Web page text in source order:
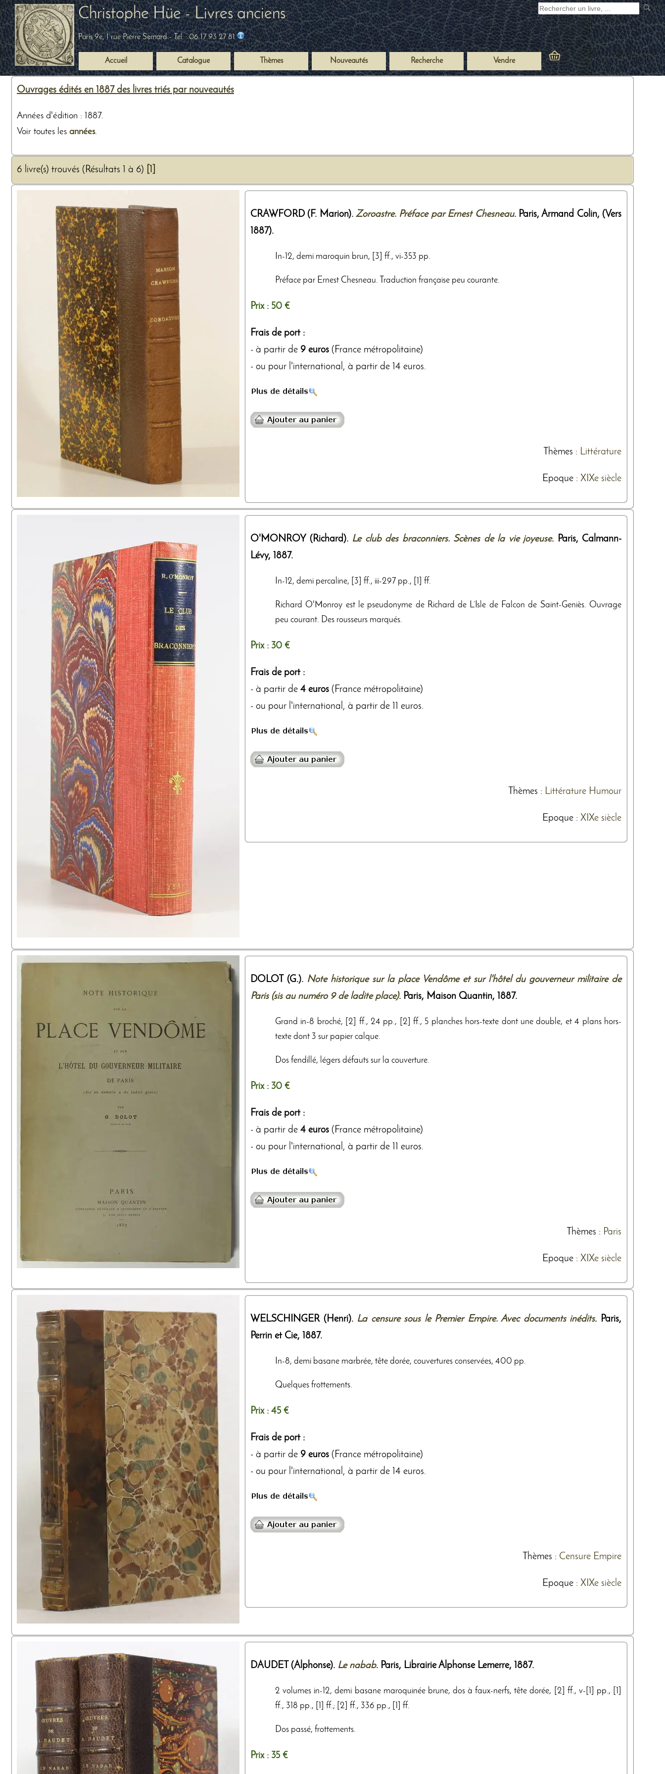
Christophe Hüe - Livres anciens
Paris 9e, 1 rue Pierre Semard- Tel. :06 17 93 27 81
Accueil Catalogue Thèmes Nouveautés Recherche Vendre
Ouvrages édités en 1887 des livres triés par nouveautés
Années d'édition : 1887.
Voir toutes les années.
6 livre(s) trouvés (Résultats 1 à 6)
CRAWFORD (F. Marion).Zoroastre. Préface par Ernest Chesneau. Paris,Armand Colin, (Vers
1887).
In-12, demi maroquin brun, [3] ff., vi-353 pp.
Préface par Ernest Chesneau. Traduction française peu courante.
Prix : 50 €
Frais de port :
- à partir de 9 euros (France métropolitaine)
- ou pour l'international, à partir de 14 euros.
Thèmes : Littérature
Epoque : XIXe siècle
O'MONROY (Richard). Le club des braconniers. Scènes de la vie joyeuse. Paris, Calmann-
Lévy, 1887.
In-12, demi percaline, [3] ff., iii-297 pp., [1] ff.
Richard O'Monroy est le pseudonyme de Richard de L’Isle de Falcon de Saint-Geniès. Ouvrage
peu courant. Des rousseurs marqués.
Prix : 30 €
Frais de port :
- à partir de 4 euros (France métropolitaine)
- ou pour l'international, à partir de 11 euros.
Thèmes : Littérature Humour
Epoque : XIXe siècle
DOLOT (G.). Note historique sur la place Vendôme et sur l'hôtel du gouverneur militaire de
Paris (sis au numéro 9 de ladite place). Paris, Maison Quantin, 1887.
Grand in-8 broché, [2] ff., 24 pp., [2] ff., 5 planches hors-texte dont une double, et 4 plans hors-
texte dont 3 sur papier calque.
Dos fendillé, légers défauts sur la couverture.
Prix : 30 €
Frais de port :
- à partir de 4 euros (France métropolitaine)
- ou pour l'international, à partir de 11 euros.
Thèmes : Paris
Epoque : XIXe siècle
WELSCHINGER (Henri). La censure sous le Premier Empire. Avec documents inédits. Paris,
Perrin et Cie, 1887.
In-8, demi basane marbrée, tête dorée, couvertures conservées, 400 pp.
Quelques frottements.
Prix : 45 €
Frais de port :
- à partir de 9 euros (France métropolitaine)
- ou pour l'international, à partir de 14 euros.
Thèmes : Censure Empire
Epoque : XIXe siècle
DAUDET (Alphonse). Le nabab. Paris, Librairie Alphonse Lemerre, 1887.
2 volumes in-12, demi basane maroquinée brune, dos à faux-nerfs, tête dorée, [2] ff., v-[1] pp., [1]
ff., 318 pp., [1] ff.; [2] ff., 336 pp., [1] ff.
Dos passé, frottements.
Prix : 35 €